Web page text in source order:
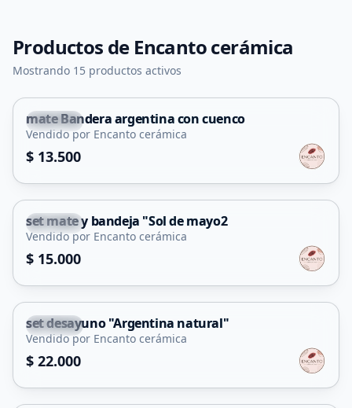
Productos de Encanto cerámica
Mostrando 15 productos activos
Merlo
mate Bandera argentina con cuenco
Vendido por Encanto cerámica
$ 13.500
Merlo
set mate y bandeja "Sol de mayo2
Vendido por Encanto cerámica
$ 15.000
Merlo
set desayuno "Argentina natural"
Vendido por Encanto cerámica
$ 22.000